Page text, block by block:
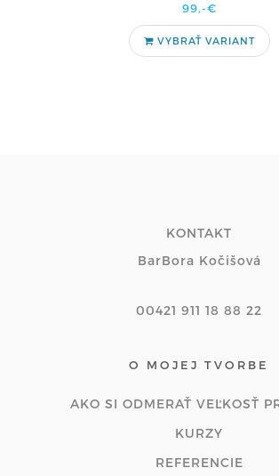
99,-€
VYBRAŤ VARIANT
KONTAKT
BarBora Kočišová
00421 911 18 88 22
O MOJEJ TVORBE
AKO SI ODMERAŤ VEĽKOSŤ
KURZY
REFERENCIE